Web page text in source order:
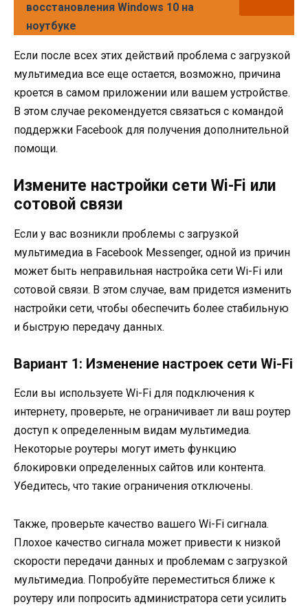
восстановления Windows 10 на
ноутбуке
Если после всех этих действий проблема с загрузкой
мультимедиа все еще остается, возможно, причина
кроется в самом приложении или вашем устройстве.
В этом случае рекомендуется связаться с командой
поддержки Facebook для получения дополнительной
помощи.
Измените настройки сети Wi-Fi или
сотовой связи
Если у вас возникли проблемы с загрузкой
мультимедиа в Facebook Messenger, одной из причин
может быть неправильная настройка сети Wi-Fi или
сотовой связи. В этом случае, вам придется изменить
настройки сети, чтобы обеспечить более стабильную
и быструю передачу данных.
Вариант 1: Изменение настроек сети Wi-Fi
Если вы используете Wi-Fi для подключения к
интернету, проверьте, не ограничивает ли ваш роутер
доступ к определенным видам мультимедиа.
Некоторые роутеры могут иметь функцию
блокировки определенных сайтов или контента.
Убедитесь, что такие ограничения отключены.
Также, проверьте качество вашего Wi-Fi сигнала.
Плохое качество сигнала может привести к низкой
скорости передачи данных и проблемам с загрузкой
мультимедиа. Попробуйте переместиться ближе к
роутеру или попросить администратора сети усилить